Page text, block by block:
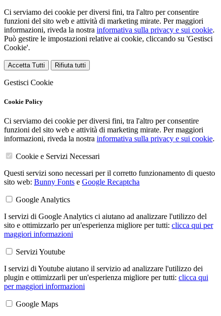
Ci serviamo dei cookie per diversi fini, tra l'altro per consentire
funzioni del sito web e attività di marketing mirate. Per maggiori
informazioni, riveda la nostra informativa sulla privacy e sui cookie.
Può gestire le impostazioni relative ai cookie, cliccando su 'Gestisci
Cookie'.
Accetta Tutti Rifiuta tutti
Gestisci Cookie
Cookie Policy
Ci serviamo dei cookie per diversi fini, tra l'altro per consentire
funzioni del sito web e attività di marketing mirate. Per maggiori
informazioni, riveda la nostra informativa sulla privacy e sui cookie.
Cookie e Servizi Necessari
Questi servizi sono necessari per il corretto funzionamento di questo
sito web: Bunny Fonts e Google Recaptcha
Google Analytics
I servizi di Google Analytics ci aiutano ad analizzare l'utilizzo del
sito e ottimizzarlo per un'esperienza migliore per tutti: clicca qui per
maggiori informazioni
Servizi Youtube
I servizi di Youtube aiutano il servizio ad analizzare l'utilizzo dei
plugin e ottimizzarli per un'esperienza migliore per tutti: clicca qui
per maggiori informazioni
Google Maps